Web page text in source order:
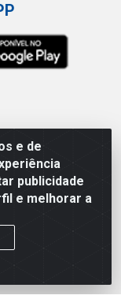
e de
publicidade
e melhorar a
SP